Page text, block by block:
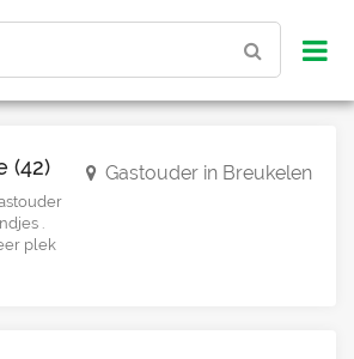
(42)
.
plek
Gastouder in Breukelen